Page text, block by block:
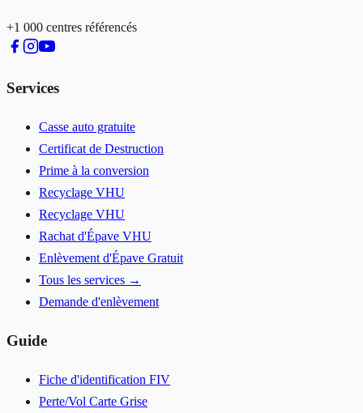
+1 000 centres référencés
Services
Casse auto gratuite
Certificat de Destruction
Prime à la conversion
Recyclage VHU
Recyclage VHU
Rachat d'Épave VHU
Enlèvement d'Épave Gratuit
Tous les services →
Demande d'enlèvement
Guide
Fiche d'identification FIV
Perte/Vol Carte Grise